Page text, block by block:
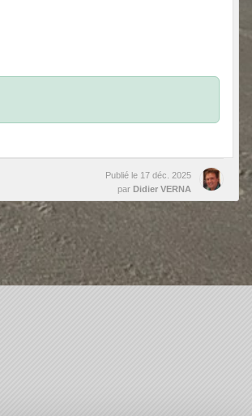
Publié le 17 déc. 2025
par Didier VERNA